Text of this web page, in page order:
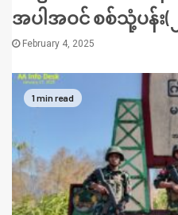
အပါအဝင် စစ်သုံ့ပန်း(
February 4, 2025
1 min read